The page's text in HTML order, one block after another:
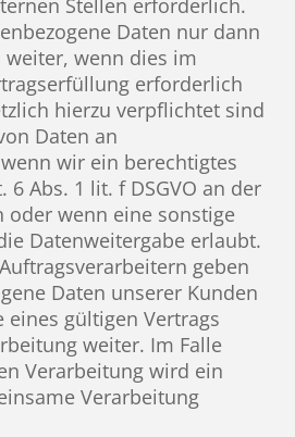
Stellen erforderlich.
Daten nur dann
weiter, wenn dies im
erforderlich
hierzu verpflichtet sind
Daten an
wir ein berechtigtes
6 Abs. 1 lit. f DSGVO an der
oder wenn eine sonstige
Datenweitergabe erlaubt.
geben
Daten unserer Kunden
eines gültigen Vertrags
weiter. Im Falle
Verarbeitung wird ein
Verarbeitung